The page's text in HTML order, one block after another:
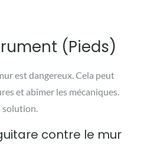
(Pieds)
est dangereux. Cela peut
et abîmer les mécaniques.
solution.
contre le mur